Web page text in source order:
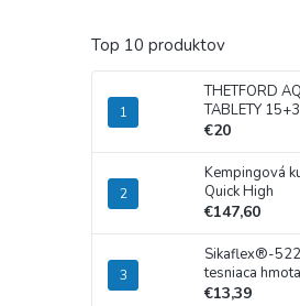
Top 10 produktov
THETFORD
TABLETY 15+3
€20
Kempingová
Quick High
€147,60
Sikaflex®-
tesniaca
€13,39